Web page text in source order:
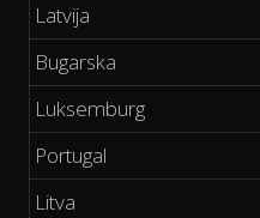
Latvija
Bugarska
Luksemburg
Portugal
Litva